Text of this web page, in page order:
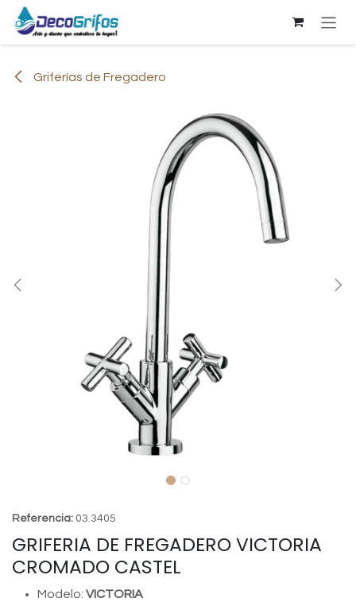
Ir al contenido
Griferías de Fregadero
Referencia: 03.3405
GRIFERIA DE FREGADERO VICTORIA
CROMADO CASTEL
Modelo: VICTORIA